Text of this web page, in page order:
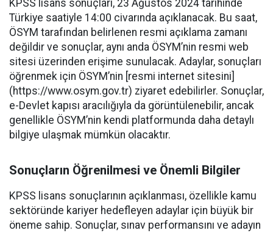
KPSS lisans sonuçları, 23 Ağustos 2024 tarihinde
Türkiye saatiyle 14:00 civarında açıklanacak. Bu saat,
ÖSYM tarafından belirlenen resmi açıklama zamanı
değildir ve sonuçlar, aynı anda ÖSYM’nin resmi web
sitesi üzerinden erişime sunulacak. Adaylar, sonuçları
öğrenmek için ÖSYM’nin [resmi internet sitesini]
(https://www.osym.gov.tr) ziyaret edebilirler. Sonuçlar,
e-Devlet kapısı aracılığıyla da görüntülenebilir, ancak
genellikle ÖSYM’nin kendi platformunda daha detaylı
bilgiye ulaşmak mümkün olacaktır.
Sonuçların Öğrenilmesi ve Önemli Bilgiler
KPSS lisans sonuçlarının açıklanması, özellikle kamu
sektöründe kariyer hedefleyen adaylar için büyük bir
öneme sahip. Sonuçlar, sınav performansını ve adayın